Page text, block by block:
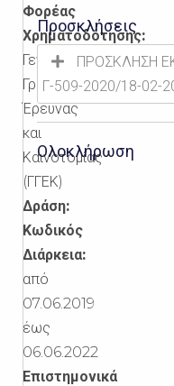
Φορέας
Χρηματοδότησης:
Γενική
Γραμματεία
Έρευνας
και
Καινοτομίας
(ΓΓΕΚ)
Δράση:
Κωδικός
Διάρκεια:
από
07.06.2019
έως
06.06.2022
Επιστημονικά
Προσκλήσεις
ΠΡΟΣΚΛΗΣΗ
Γ-509-2020/18-02-
Ολοκλήρωση